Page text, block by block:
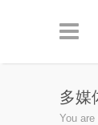
多媒
You are